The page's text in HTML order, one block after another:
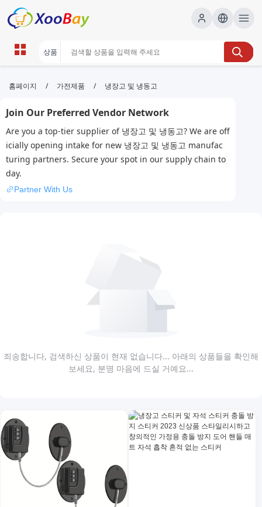
냉장고 및 냉동고 | XOOBAY B2B/B2C
냉장고, 냉동고, 비교, wholesale 냉장고 및 냉동고,
XOOBAY
초보자용 선택 팁과 핵심 비교 포인트를 제공합니다.
홈페이지 / 가전제품 / 냉장고 및 냉동고
Join Our Preferred Vendor Network
Are you a top-tier supplier of 냉장고 및 냉동고? We are off
icially opening intake for new 냉장고 및 냉동고 manufac
turing partners. Secure your spot in our supply chain to
day.
Partner With Us
죄송합니다, 검색하신 상품이 현재 없습니다... 아래의 상품들을 확인해
보세요, 분명 마음에 드실 거예요...